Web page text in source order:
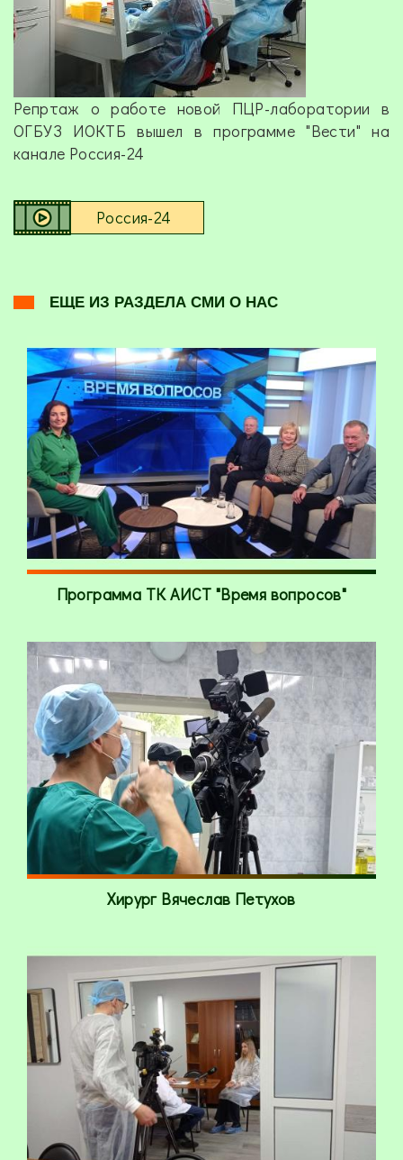
Репртаж о работе новой ПЦР-лаборатории в
ОГБУЗ ИОКТБ вышел в программе "Вести" на
канале Россия-24
Россия-24
ЕЩЕ ИЗ РАЗДЕЛА СМИ О НАС
Программа ТК АИСТ "Время вопросов"
Хирург Вячеслав Петухов